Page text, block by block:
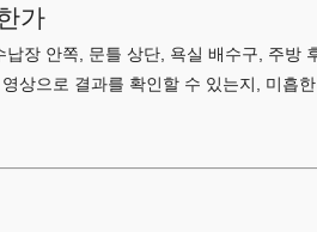
가
장 안쪽, 문틀 상단, 욕실 배수구, 주방
상으로 결과를 확인할 수 있는지, 미흡